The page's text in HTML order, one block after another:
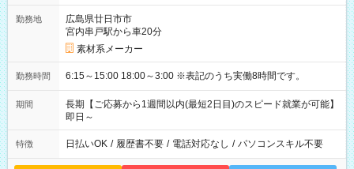
勤務地
広島県廿日市市
宮内串戸駅から車20分
素材系メーカー
勤務時間 6:15～15:00 18:00～3:00 ※表記のうち実働8時間です。
期間
長期【ご応募から1週間以内(最短2日目)のスピード就業が可能】
即日～
特徴 日払いOK / 履歴書不要 / 電話対応なし / パソコンスキル不要